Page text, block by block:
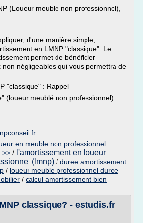
(Loueur meublé non professionnel),
d'une manière simple,
en LMNP "classique". Le
permet de bénéficier
non négligeables qui vous permettra de
"classique" : Rappel
(loueur meublé non professionnel)...
en meuble non professionnel
>> / l'amortissement en loueur
(lmnp) / duree amortissement
/ loueur meuble professionnel duree
/ calcul amortissement bien
classique? - estudis.fr